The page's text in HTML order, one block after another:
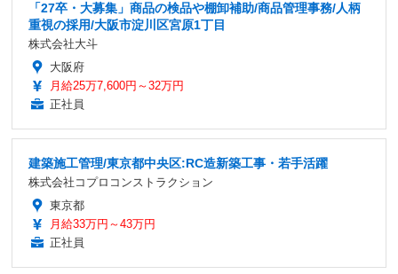
「27卒・大募集」商品の検品や棚卸補助/商品管理事務/人柄
重視の採用/大阪市淀川区宮原1丁目
株式会社大斗
大阪府
月給25万7,600円～32万円
正社員
建築施工管理/東京都中央区:RC造新築工事・若手活躍
株式会社コプロコンストラクション
東京都
月給33万円～43万円
正社員